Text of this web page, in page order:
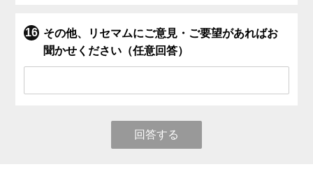
その他、リセマムにご意見・ご要望があればお
聞かせください（任意回答）
回答する